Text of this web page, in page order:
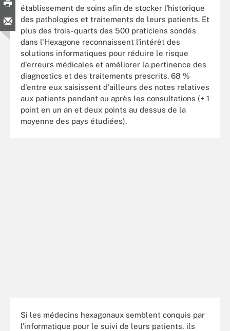
établissement de soins afin de stocker l'historique
des pathologies et traitements de leurs patients. Et
plus des trois-quarts des 500 praticiens sondés
dans l'Hexagone reconnaissent l'intérêt des
solutions informatiques pour réduire le risque
d'erreurs médicales et améliorer la pertinence des
diagnostics et des traitements prescrits. 68 %
d'entre eux saisissent d'ailleurs des notes relatives
aux patients pendant ou après les consultations (+ 1
point en un an et deux points au dessus de la
moyenne des pays étudiées).
Si les médecins hexagonaux semblent conquis par
l'informatique pour le suivi de leurs patients, ils